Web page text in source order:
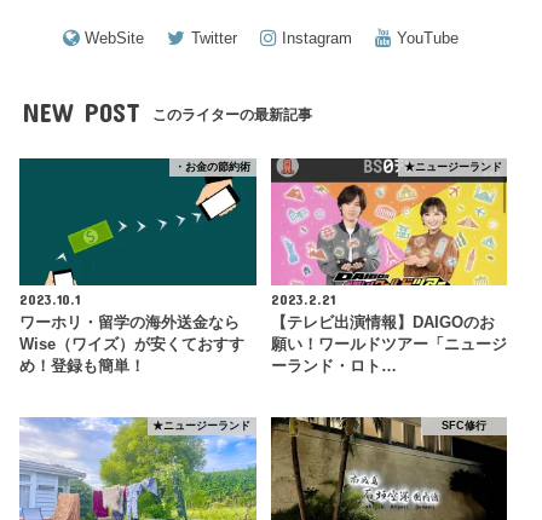
WebSite Twitter Instagram YouTube
NEW POST このライターの最新記事
・お金の節約術
2023.10.1
ワーホリ・留学の海外送金なら
Wise（ワイズ）が安くておすす
め！登録も簡単！
★ニュージーランド
2023.2.21
【テレビ出演情報】DAIGOのお
願い！ワールドツアー「ニュージ
ーランド・ロト…
★ニュージーランド SFC修行